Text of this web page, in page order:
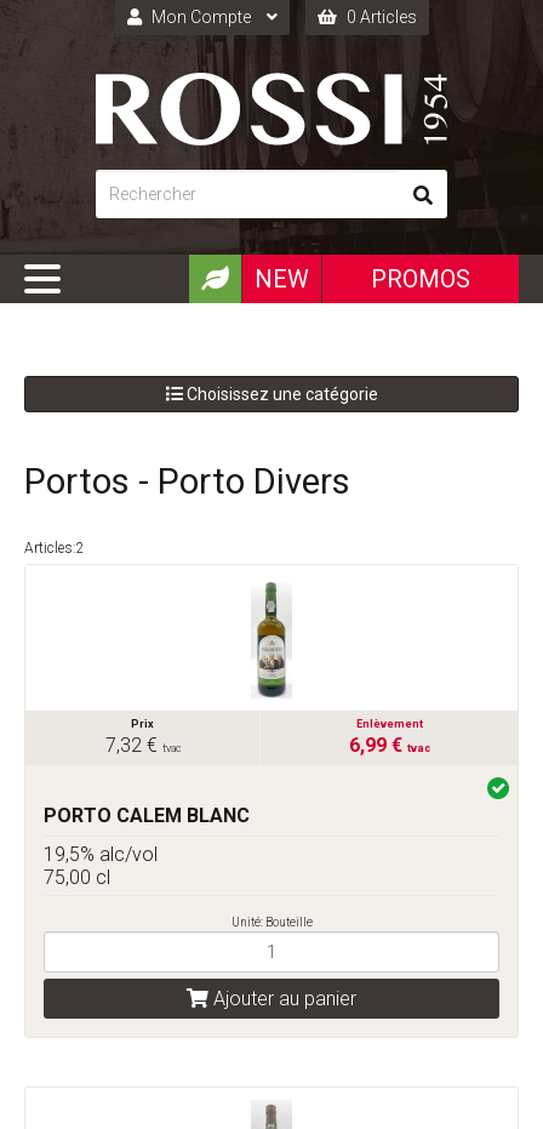
Mon Compte
Connexion
Inscription
0 Articles
PROMOS
NEW
Choisissez une catégorie
Portos - Porto Divers
Articles:2
Prix
7,32 € tvac
Enlèvement
6,99 € tvac
PORTO CALEM BLANC
19,5% alc/vol
75,00 cl
Unité: Bouteille
Ajouter au panier